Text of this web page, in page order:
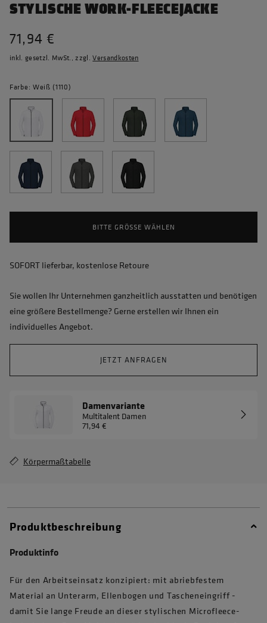
STYLISCHE WORK-FLEECEJACKE
71,94 €
inkl. gesetzl. MwSt., zzgl.Versandkosten
Farbe: Weiß (1110)
BITTE GRÖSSE WÄHLEN
SOFORT lieferbar, kostenlose Retoure
Sie wollen Ihr Unternehmen ganzheitlich ausstatten und benötigen
eine größere Bestellmenge? Gerne erstellen wir Ihnen ein
individuelles Angebot.
JETZT ANFRAGEN
Damenvariante
Multitalent Damen
71,94 €
Körpermaßtabelle
Produktbeschreibung
Produktinfo
Für den Arbeitseinsatz konzipiert: mit abriebfestem
Material an Unterarm, Ellenbogen und Tascheneingriff -
damit Sie lange Freude an dieser stylischen Microfleece-